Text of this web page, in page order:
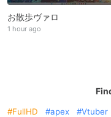
お散歩ヴァロ
1 hour ago
FullHD apex Vtuber